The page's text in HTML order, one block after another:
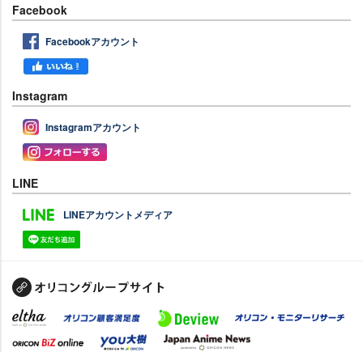
Facebook
Facebookアカウント
Instagram
Instagramアカウント
LINE
LINEアカウントメディア